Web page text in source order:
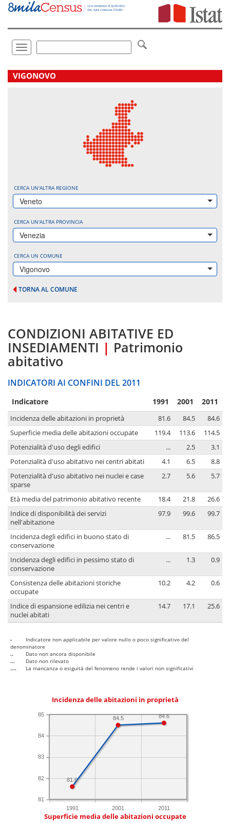
Vai
direttamente
Toggle
navigation
.
VIGONOVO
CERCA UN'ALTRA REGIONE
Veneto
CERCA UN'ALTRA PROVINCIA
Venezia
CERCA UN COMUNE
Vigonovo
TORNA AL COMUNE
CONDIZIONI ABITATIVE ED
INSEDIAMENTI | Patrimonio
abitativo
INDICATORI AI CONFINI DEL 2011
Indicatore 1991 2001 2011
Incidenza delle abitazioni in proprietà 81.6 84.5
84.6
Superficie media delle abitazioni occupate
119.4 113.6
114.5
Potenzialità d'uso degli edifici
... 2.5
3.1
Potenzialità d'uso abitativo nei centri abitati
4.1 6.5
8.8
Potenzialità d'uso abitativo nei nuclei e case
sparse
2.7 5.6 5.7
Età media del patrimonio abitativo recente 18.4 21.8
26.6
Indice di disponibilità dei servizi
nell'abitazione
97.9 99.6 99.7
Incidenza degli edifici in buono stato di
conservazione
... 81.5 86.5
Incidenza degli edifici in pessimo stato di
conservazione
... 1.3 0.9
Consistenza delle abitazioni storiche
occupate
10.2 4.2 0.6
Indice di espansione edilizia nei centri e
nuclei abitati
14.7 17.1 25.6
-
Indicatore non applicabile per valore nullo o poco significativo del
denominatore
..
Dato non ancora disponibile
...
Dato non rilevato
....
La mancanza o esiguità del fenomeno rende i valori non significativi
Incidenza delle abitazioni in proprietà
1991 2001 2011
81
82
83
84
85 84.6
84.5
81.6
Superficie media delle abitazioni occupate